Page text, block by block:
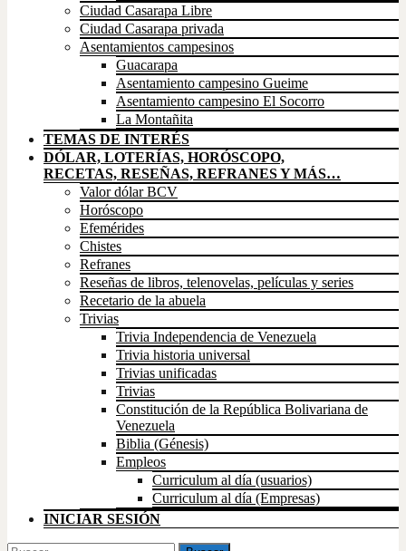
Ciudad Casarapa Libre
Ciudad Casarapa privada
Asentamientos campesinos
Guacarapa
Asentamiento campesino Gueime
Asentamiento campesino El Socorro
La Montañita
TEMAS DE INTERÉS
DÓLAR, LOTERÍAS, HORÓSCOPO,
RECETAS, RESEÑAS, REFRANES Y MÁS…
Valor dólar BCV
Horóscopo
Efemérides
Chistes
Refranes
Reseñas de libros, telenovelas, películas y series
Recetario de la abuela
Trivias
Trivia Independencia de Venezuela
Trivia historia universal
Trivias unificadas
Trivias
Constitución de la República Bolivariana de
Venezuela
Biblia (Génesis)
Empleos
Curriculum al día (usuarios)
Curriculum al día (Empresas)
INICIAR SESIÓN